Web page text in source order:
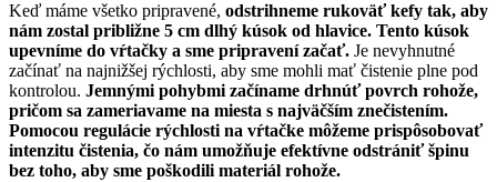
Keď máme všetko pripravené, odstrihneme rukoväť kefy tak, aby
nám zostal približne 5 cm dlhý kúsok od hlavice. Tento kúsok
upevníme do vŕtačky a sme pripravení začať. Je nevyhnutné
začínať na najnižšej rýchlosti, aby sme mohli mať čistenie plne pod
kontrolou. Jemnými pohybmi začíname drhnúť povrch rohože,
pričom sa zameriavame na miesta s najväčším znečistením.
Pomocou regulácie rýchlosti na vŕtačke môžeme prispôsobovať
intenzitu čistenia, čo nám umožňuje efektívne odstrániť špinu
bez toho, aby sme poškodili materiál rohože.